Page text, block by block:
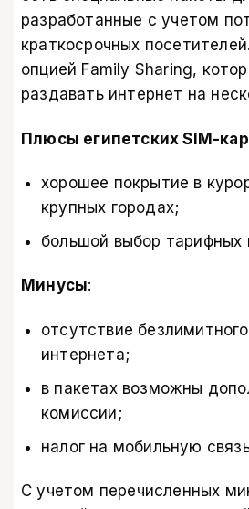
разработанные с учетом
краткосрочных
опцией Family Sharing,
раздавать интернет на
Плюсы египетских SIM-
хорошее покрытие в
крупных городах;
большой выбор тарифных
Минусы:
отсутствие
интернета;
в пакетах возможны
комиссии;
налог на мобильную
С учетом перечисленных